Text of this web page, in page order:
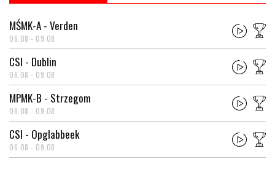
MŚMK-A - Verden
06.08 - 09.08
CSI - Dublin
06.08 - 09.08
MPMK-B - Strzegom
06.08 - 09.08
CSI - Opglabbeek
06.08 - 09.08